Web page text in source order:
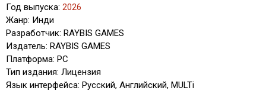
Год выпуска: 2026
Жанр: Инди
Разработчик: RAYBIS GAMES
Издатель: RAYBIS GAMES
Платформа: PC
Тип издания: Лицензия
Язык интерфейса: Русский, Английский, MULTi